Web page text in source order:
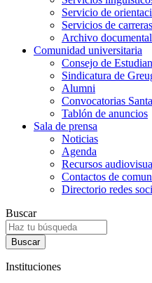
Servicio de
Servicios de
Archivo
Comunidad universitaria
Consejo de
Sindicatura de
Alumni
Convocatorias
Tablón de anuncios
Sala de prensa
Noticias
Agenda
Recursos
Contactos de
Directorio redes
Buscar
Instituciones